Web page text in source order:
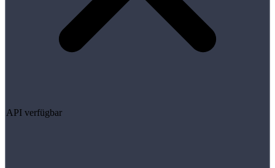
API verfügbar